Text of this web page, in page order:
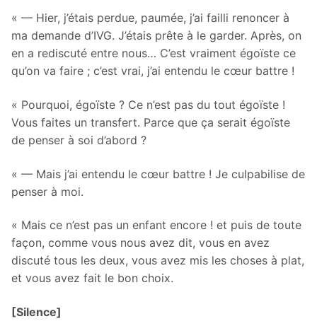
« — Hier, j’étais perdue, paumée, j’ai failli renoncer à
ma demande d’IVG. J’étais prête à le garder. Après, on
en a rediscuté entre nous… C’est vraiment égoïste ce
qu’on va faire ; c’est vrai, j’ai entendu le cœur battre !
« Pourquoi, égoïste ? Ce n’est pas du tout égoïste !
Vous faites un transfert. Parce que ça serait égoïste
de penser à soi d’abord ?
« — Mais j’ai entendu le cœur battre ! Je culpabilise de
penser à moi.
« Mais ce n’est pas un enfant encore ! et puis de toute
façon, comme vous nous avez dit, vous en avez
discuté tous les deux, vous avez mis les choses à plat,
et vous avez fait le bon choix.
[Silence]